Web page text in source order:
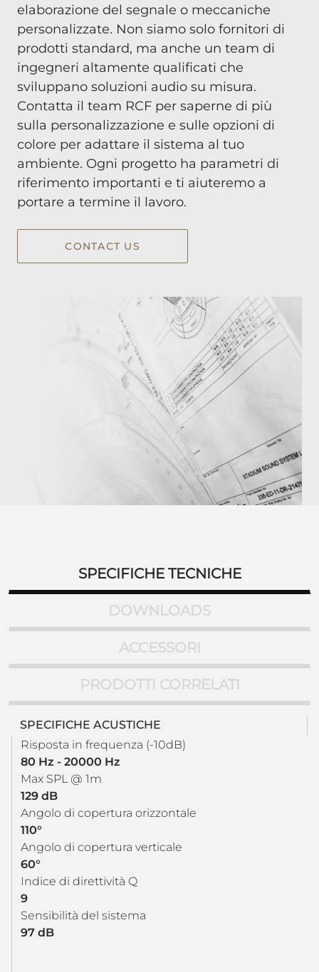
elaborazione del segnale o meccaniche
personalizzate. Non siamo solo fornitori di
prodotti standard, ma anche un team di
ingegneri altamente qualificati che
sviluppano soluzioni audio su misura.
Contatta il team RCF per saperne di più
sulla personalizzazione e sulle opzioni di
colore per adattare il sistema al tuo
ambiente. Ogni progetto ha parametri di
riferimento importanti e ti aiuteremo a
portare a termine il lavoro.
CONTACT US
SPECIFICHE TECNICHE
DOWNLOADS
ACCESSORI
PRODOTTI CORRELATI
SPECIFICHE ACUSTICHE
Risposta in frequenza (-10dB)
80 Hz - 20000 Hz
Max SPL @ 1m
129 dB
Angolo di copertura orizzontale
110°
Angolo di copertura verticale
60°
Indice di direttività Q
9
Sensibilità del sistema
97 dB